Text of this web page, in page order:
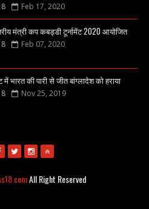
Feb 17, 2020
मंत्री कप कबड्डी टूर्नामेंट 2020 आयोजित
Feb 07, 2020
भारत की पारी से जीत बांग्लादेश को हराया
Nov 25, 2019
All Right Reserved